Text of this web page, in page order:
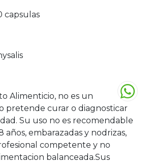
capsulas
Alimenticio, no es un
pretende curar o diagnosticar
Su uso no es recomendable
años, embarazadas y nodrizas,
competente y no
balanceada.Sus